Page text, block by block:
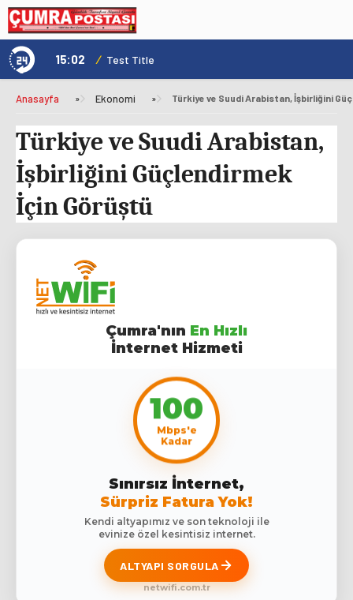
15:02 / Test Title
Anasayfa » Ekonomi » Türkiye ve Suudi Arabistan, İşbirliğini
Türkiye ve Suudi Arabistan,
İşbirliğini Güçlendirmek
İçin Görüştü
Çumra'nın En Hızlı
İnternet Hizmeti
100
Mbps'e
Kadar
Sınırsız İnternet,
Sürpriz Fatura Yok!
Kendi altyapımız ve son teknoloji ile
evinize özel kesintisiz internet.
ALTYAPI SORGULA
netwifi.com.tr